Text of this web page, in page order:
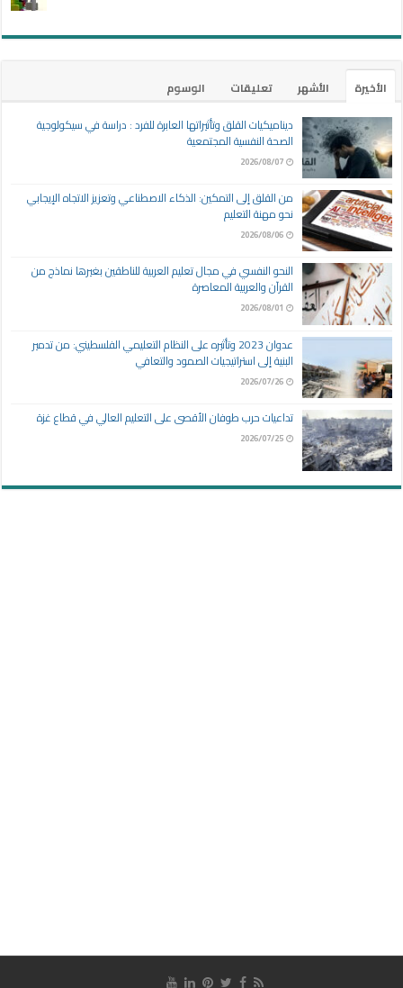
الأخيرة الأشهر تعليقات
الوسوم
ديناميكيات القلق وتأثيراتها العابرة للفرد : دراسة في سيكولوجية
الصحة النفسية المجتمعية
2026/08/07
من القلق إلى التمكين: الذكاء الاصطناعي وتعزيز الاتجاه الإيجابي
نحو مهنة التعليم
2026/08/06
النحو النفسي في مجال تعليم العربية للناطقين بغيرها نماذج من
القرآن والعربية المعاصرة
2026/08/01
عدوان 2023 وتأثيره على النظام التعليمي الفلسطيني: من تدمير
البنية إلى استراتيجيات الصمود والتعافي
2026/07/26
تداعيات حرب طوفان الأقصى على التعليم العالي في قطاع غزة
2026/07/25